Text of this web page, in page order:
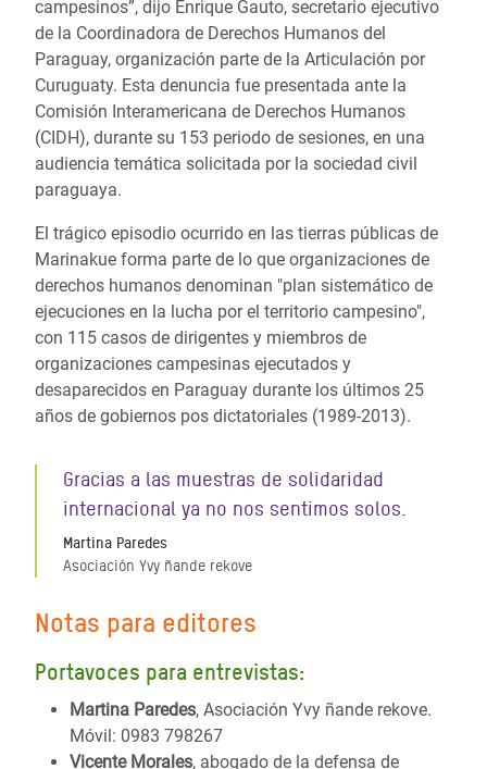
campesinos”, dijo Enrique Gauto, secretario ejecutivo
de la Coordinadora de Derechos Humanos del
Paraguay, organización parte de la Articulación por
Curuguaty. Esta denuncia fue presentada ante la
Comisión Interamericana de Derechos Humanos
(CIDH), durante su 153 periodo de sesiones, en una
audiencia temática solicitada por la sociedad civil
paraguaya.
El trágico episodio ocurrido en las tierras públicas de
Marinakue forma parte de lo que organizaciones de
derechos humanos denominan "plan sistemático de
ejecuciones en la lucha por el territorio campesino",
con 115 casos de dirigentes y miembros de
organizaciones campesinas ejecutados y
desaparecidos en Paraguay durante los últimos 25
años de gobiernos pos dictatoriales (1989-2013).
Gracias a las muestras de solidaridad
internacional ya no nos sentimos solos.
Martina Paredes
Asociación Yvy ñande rekove
Notas para editores
Portavoces para entrevistas:
Martina Paredes, Asociación Yvy ñande rekove.
Móvil: 0983 798267
Vicente Morales, abogado de la defensa de